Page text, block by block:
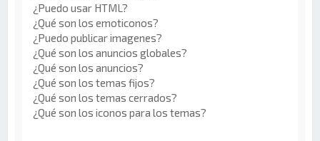
¿Puedo usar HTML?
¿Qué son los emoticonos?
¿Puedo publicar imagenes?
¿Qué son los anuncios globales?
¿Qué son los anuncios?
¿Qué son los temas fijos?
¿Qué son los temas cerrados?
¿Qué son los iconos para los temas?